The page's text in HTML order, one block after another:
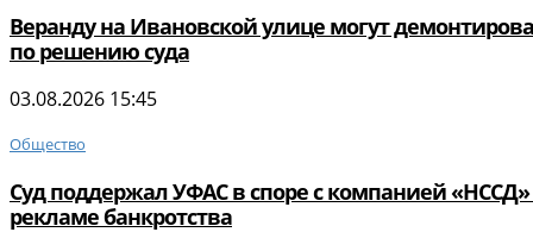
Веранду на Ивановской улице могут
по решению суда
03.08.2026 15:45
Общество
Суд поддержал УФАС в споре с компанией «НССД»
рекламе банкротства